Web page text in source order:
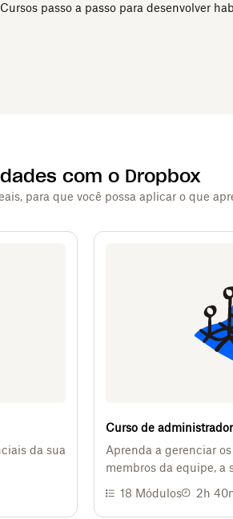
passo a passo para desenvolver
com o Dropbox
para que você possa aplicar o que
da sua
Curso de
Aprenda a gerenciar
membros da equipe, a
18 Módulos 2h